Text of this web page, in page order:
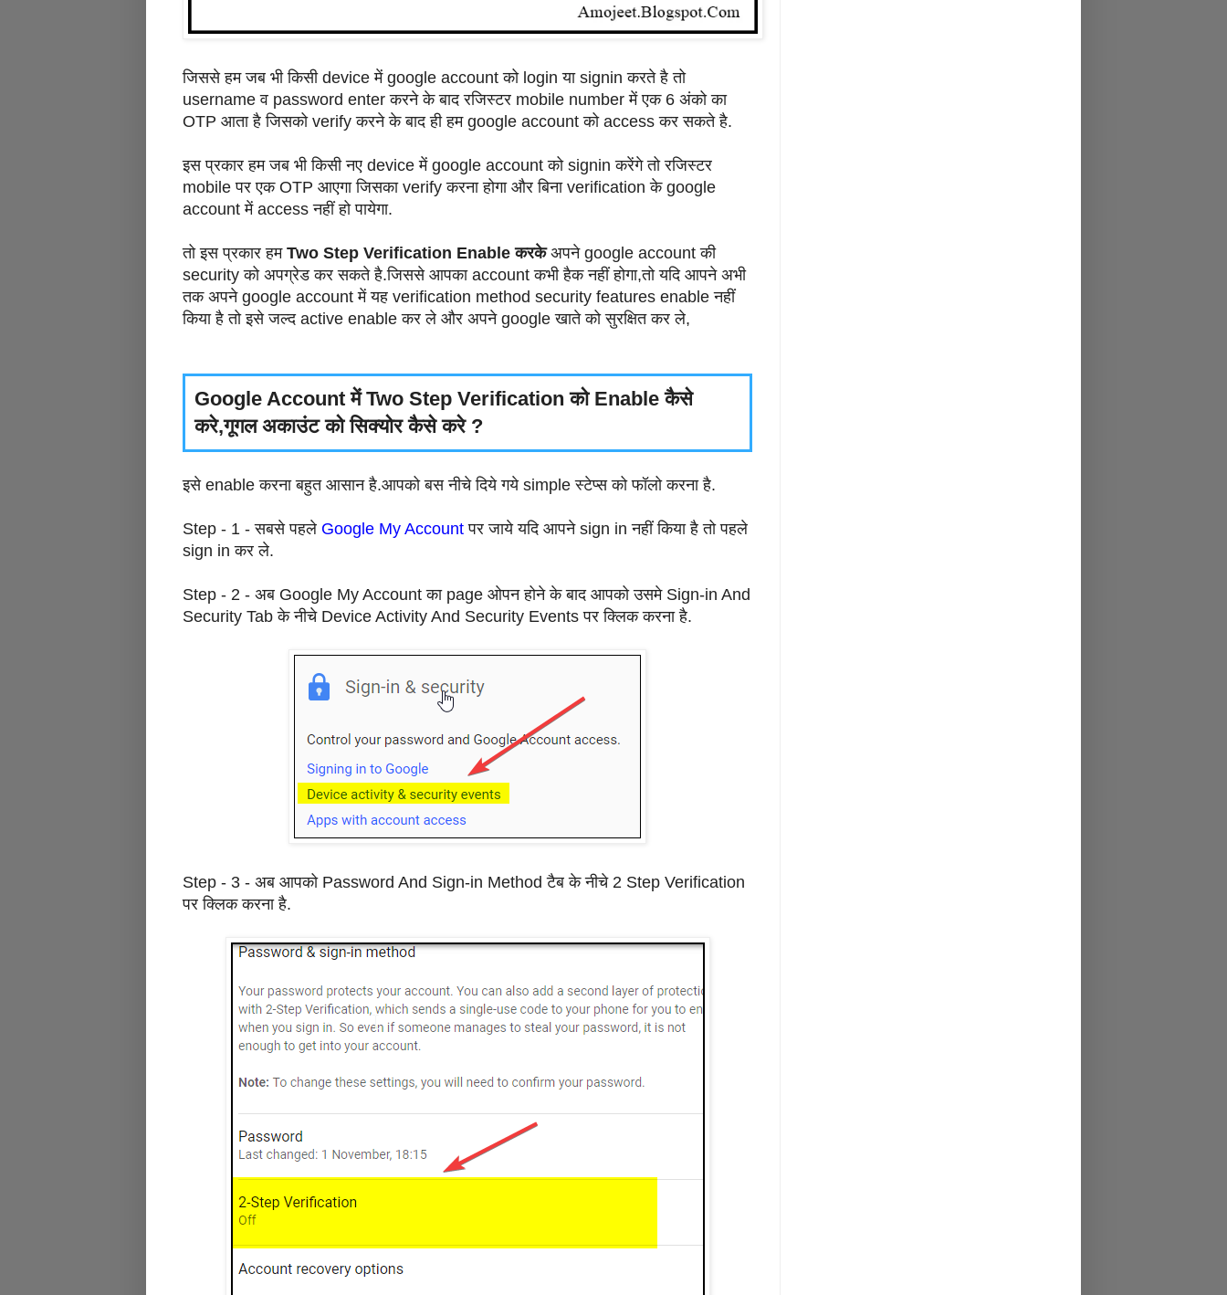
जिससे हम जब भी किसी device में google account को login या signin करते है तो
username व password enter करने के बाद रजिस्टर mobile number में एक 6 अंको का
OTP आता है जिसको verify करने के बाद ही हम google account को access कर सकते है.
इस प्रकार हम जब भी किसी नए device में google account को signin करेंगे तो रजिस्टर
mobile पर एक OTP आएगा जिसका verify करना होगा और बिना verification के google
account में access नहीं हो पायेगा.
तो इस प्रकार हमTwo Step Verification Enable करकेअपने google account की
security को अपग्रेड कर सकते है.जिससे आपका account कभी हैक नहीं होगा,तो यदि आपने अभी
तक अपने google account में यह verification method security features enable नहीं
किया है तो इसे जल्द active enable कर ले और अपने google खाते को सुरक्षित कर ले,
Google Account में Two Step Verification को Enable कैसे
करे,गूगल अकाउंट को सिक्योर कैसे करे ?
इसे enable करना बहुत आसान है.आपको बस नीचे दिये गये simple स्टेप्स को फॉलो करना है.
Step - 1 - सबसे पहले Google My Account पर जाये यदि आपने sign in नहीं किया है तो पहले
sign in कर ले.
Step - 2 - अब Google My Account का page ओपन होने के बाद आपको उसमे Sign-in And
Security Tab के नीचे Device Activity And Security Events पर क्लिक करना है.
Step - 3 - अब आपको Password And Sign-in Method टैब के नीचे 2 Step Verification
पर क्लिक करना है.